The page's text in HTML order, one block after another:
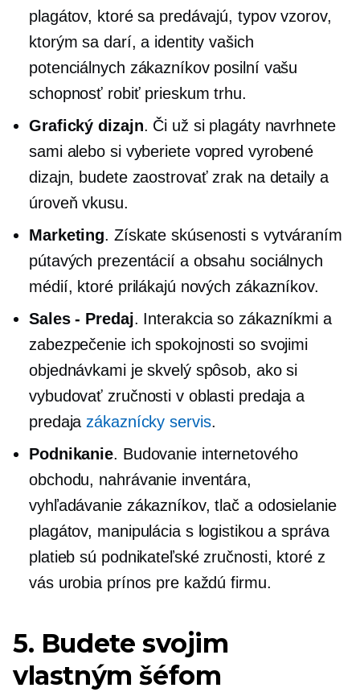
plagátov, ktoré sa predávajú, typov vzorov,
ktorým sa darí, a identity vašich
potenciálnych zákazníkov posilní vašu
schopnosť robiť prieskum trhu.
Grafický dizajn. Či už si plagáty navrhnete
sami alebo si vyberiete vopred vyrobené
dizajn, budete zaostrovať zrak na detaily a
úroveň vkusu.
Marketing. Získate skúsenosti s vytváraním
pútavých prezentácií a obsahu sociálnych
médií, ktoré prilákajú nových zákazníkov.
Sales - Predaj. Interakcia so zákazníkmi a
zabezpečenie ich spokojnosti so svojimi
objednávkami je skvelý spôsob, ako si
vybudovať zručnosti v oblasti predaja a
predaja zákaznícky servis.
Podnikanie. Budovanie internetového
obchodu, nahrávanie inventára,
vyhľadávanie zákazníkov, tlač a odosielanie
plagátov, manipulácia s logistikou a správa
platieb sú podnikateľské zručnosti, ktoré z
vás urobia prínos pre každú firmu.
5. Budete svojim
vlastným šéfom